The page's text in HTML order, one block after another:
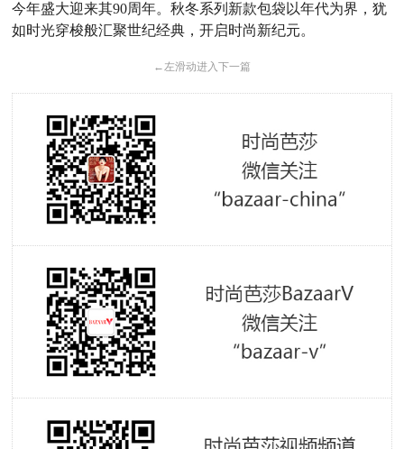
今年盛大迎来其90周年。秋冬系列新款包袋以年代为界，犹
如时光穿梭般汇聚世纪经典，开启时尚新纪元。
←左滑动进入下一篇